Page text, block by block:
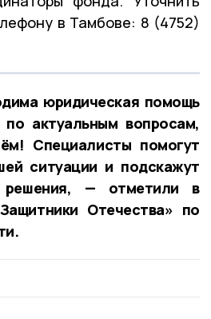
в Тамбове: 8 (4752)
юридическая помощь
по актуальным вопросам,
Специалисты помогут
ситуации и подскажут
решения, — отметили в
Отечества» по